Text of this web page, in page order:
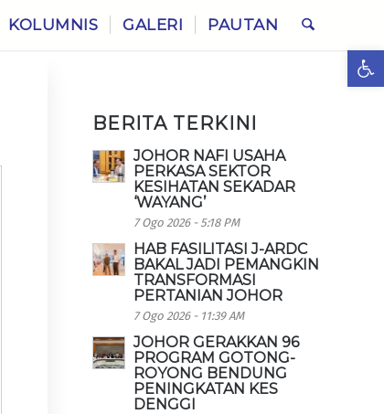
KOLUMNIS GALERI PAUTAN
BERITA TERKINI
JOHOR NAFI USAHA
PERKASA SEKTOR
KESIHATAN SEKADAR
‘WAYANG’
7 Ogo 2026 - 5:18 PM
HAB FASILITASI J-ARDC
BAKAL JADI PEMANGKIN
TRANSFORMASI
PERTANIAN JOHOR
7 Ogo 2026 - 11:39 AM
JOHOR GERAKKAN 96
PROGRAM GOTONG-
ROYONG BENDUNG
PENINGKATAN KES
DENGGI